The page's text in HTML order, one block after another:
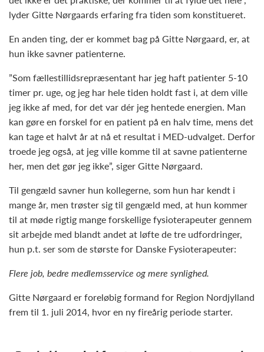
lyder Gitte Nørgaards erfaring fra tiden som konstitueret.
En anden ting, der er kommet bag på Gitte Nørgaard, er, at
hun ikke savner patienterne.
”Som fællestillidsrepræsentant har jeg haft patienter 5-10
timer pr. uge, og jeg har hele tiden holdt fast i, at dem ville
jeg ikke af med, for det var dér jeg hentede energien. Man
kan gøre en forskel for en patient på en halv time, mens det
kan tage et halvt år at nå et resultat i MED-udvalget. Derfor
troede jeg også, at jeg ville komme til at savne patienterne
her, men det gør jeg ikke”, siger Gitte Nørgaard.
Til gengæld savner hun kollegerne, som hun har kendt i
mange år, men trøster sig til gengæld med, at hun kommer
til at møde rigtig mange forskellige fysioterapeuter gennem
sit arbejde med blandt andet at løfte de tre udfordringer,
hun p.t. ser som de største for Danske Fysioterapeuter:
Flere job, bedre medlemsservice og mere synlighed.
Gitte Nørgaard er foreløbig formand for Region Nordjylland
frem til 1. juli 2014, hvor en ny fireårig periode starter.